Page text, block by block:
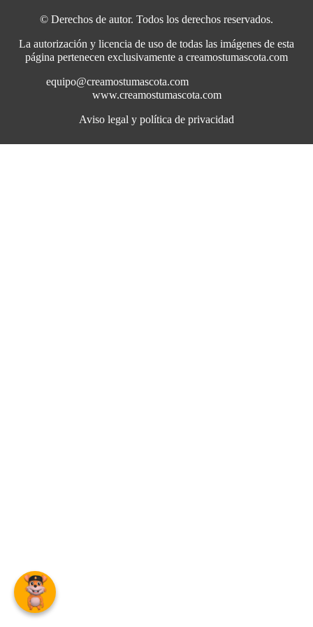
© Derechos de autor. Todos los derechos reservados.
La autorización y licencia de uso de todas las imágenes de esta
página pertenecen exclusivamente a creamostumascota.com
equipo@creamostumascota.com
www.creamostumascota.com
Aviso legal y política de privacidad